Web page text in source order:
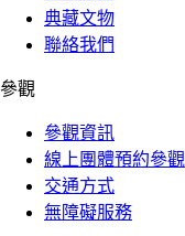
典藏文物
聯絡我們
參觀
參觀資訊
線上團體預約參觀
交通方式
無障礙服務